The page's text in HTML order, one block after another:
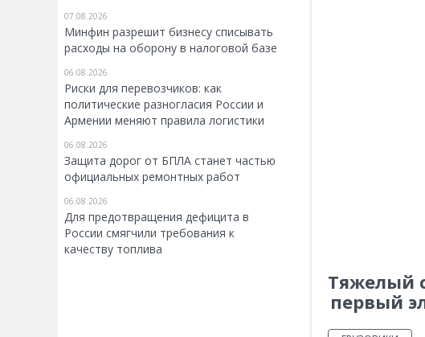
07.08.2026
Минфин разрешит бизнесу списывать
расходы на оборону в налоговой базе
06.08.2026
Риски для перевозчиков: как
политические разногласия России и
Армении меняют правила логистики
06.08.2026
Защита дорог от БПЛА станет частью
официальных ремонтных работ
06.08.2026
Для предотвращения дефицита в
России смягчили требования к
качеству топлива
Тяжелый
первый